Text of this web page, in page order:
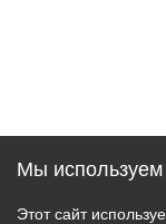
Мы
Этот сайт